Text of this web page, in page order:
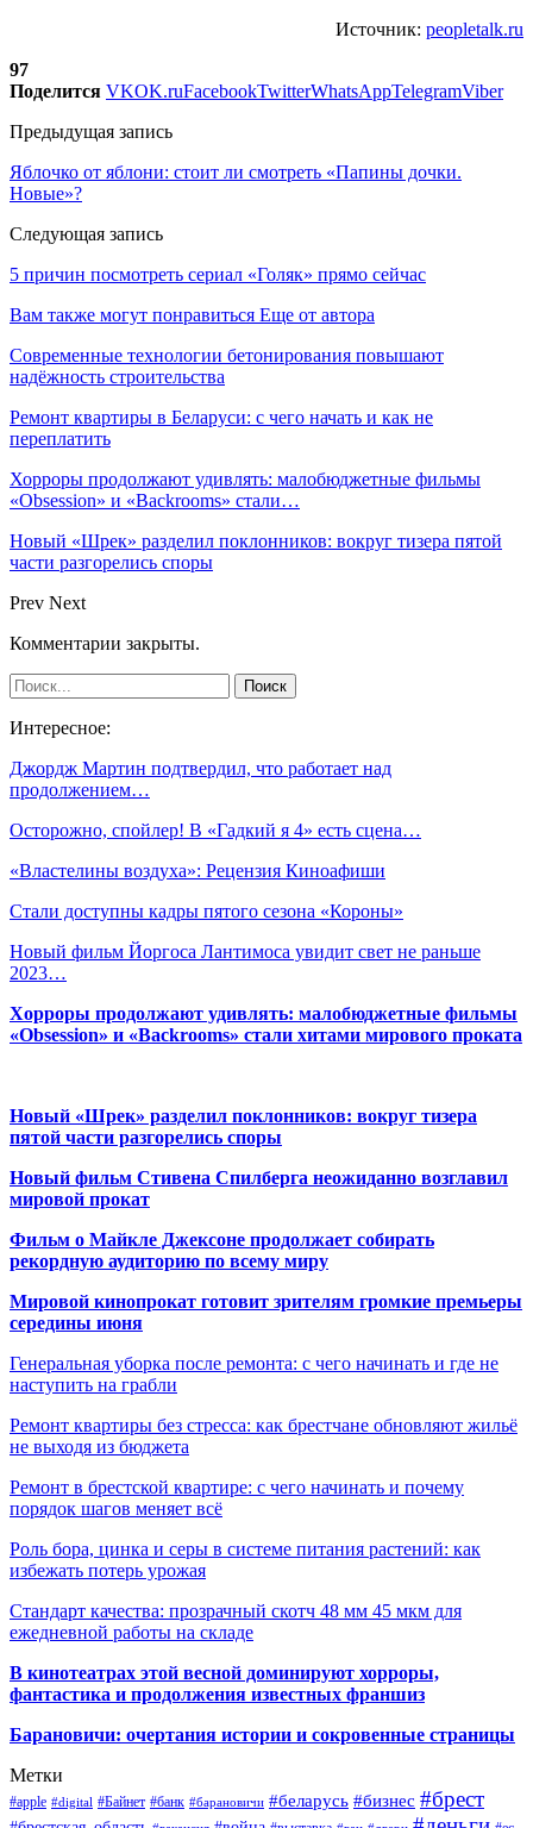
Источник: peopletalk.ru
97
Поделится VKOK.ruFacebookTwitterWhatsAppTelegramViber
Предыдущая запись
Яблочко от яблони: стоит ли смотреть «Папины дочки.
Новые»?
Следующая запись
5 причин посмотреть сериал «Голяк» прямо сейчас
Вам также могут понравиться Еще от автора
Современные технологии бетонирования повышают
надёжность строительства
Ремонт квартиры в Беларуси: с чего начать и как не
переплатить
Хорроры продолжают удивлять: малобюджетные фильмы
«Obsession» и «Backrooms» стали…
Новый «Шрек» разделил поклонников: вокруг тизера пятой
части разгорелись споры
Prev Next
Комментарии закрыты.
Интересное:
Джордж Мартин подтвердил, что работает над
продолжением…
Осторожно, спойлер! В «Гадкий я 4» есть сцена…
«Властелины воздуха»: Рецензия Киноафиши
Стали доступны кадры пятого сезона «Короны»
Новый фильм Йоргоса Лантимоса увидит свет не раньше
2023…
Хорроры продолжают удивлять: малобюджетные фильмы
«Obsession» и «Backrooms» стали хитами мирового проката
Новый «Шрек» разделил поклонников: вокруг тизера
пятой части разгорелись споры
Новый фильм Стивена Спилберга неожиданно возглавил
мировой прокат
Фильм о Майкле Джексоне продолжает собирать
рекордную аудиторию по всему миру
Мировой кинопрокат готовит зрителям громкие премьеры
середины июня
Генеральная уборка после ремонта: с чего начинать и где не
наступить на грабли
Ремонт квартиры без стресса: как брестчане обновляют жильё
не выходя из бюджета
Ремонт в брестской квартире: с чего начинать и почему
порядок шагов меняет всё
Роль бора, цинка и серы в системе питания растений: как
избежать потерь урожая
Стандарт качества: прозрачный скотч 48 мм 45 мкм для
ежедневной работы на складе
В кинотеатрах этой весной доминируют хорроры,
фантастика и продолжения известных франшиз
Барановичи: очертания истории и сокровенные страницы
Метки
#apple #digital #Байнет #банк #барановичи #беларусь #бизнес #брест